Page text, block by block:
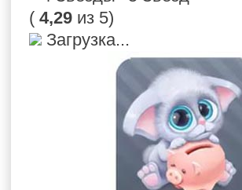
( 4,29из 5)
Загрузка...